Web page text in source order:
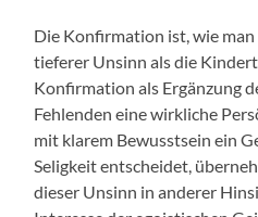
Die Konfirmation ist, wie
tieferer Unsinn als die
Konfirmation als Ergänzung
Fehlenden eine wirkliche
mit klarem Bewusstsein ein
Seligkeit entscheidet,
dieser Unsinn in anderer